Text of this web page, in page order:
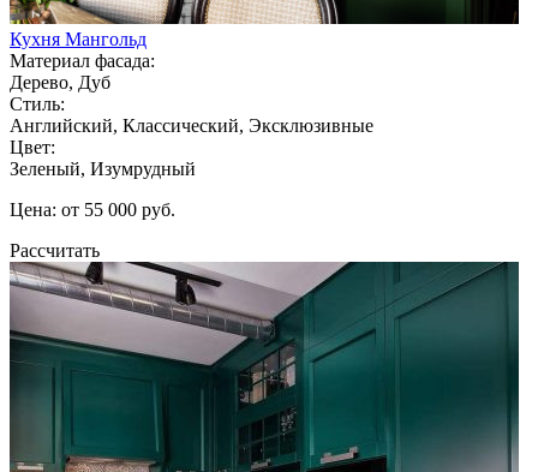
Кухня Мангольд
Материал фасада:
Дерево, Дуб
Стиль:
Английский, Классический, Эксклюзивные
Цвет:
Зеленый, Изумрудный
Цена: от 55 000 руб.
Рассчитать